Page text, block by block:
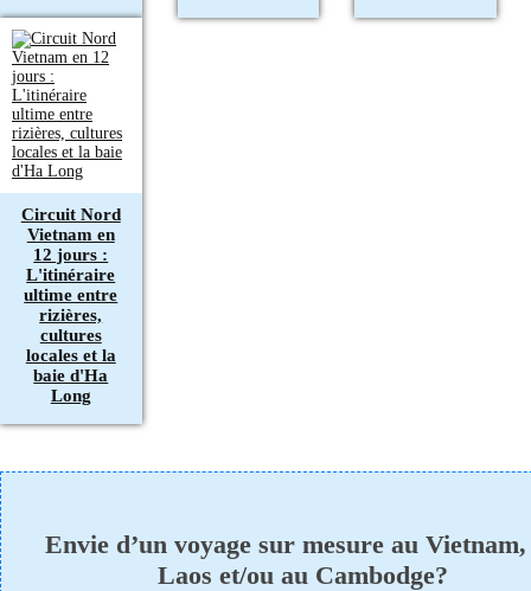
Circuit Nord
Vietnam en
12 jours :
L'itinéraire
ultime entre
rizières,
cultures
locales et la
baie d'Ha
Long
Envie d’un voyage sur mesure au
Laos et/ou au Cambodge?